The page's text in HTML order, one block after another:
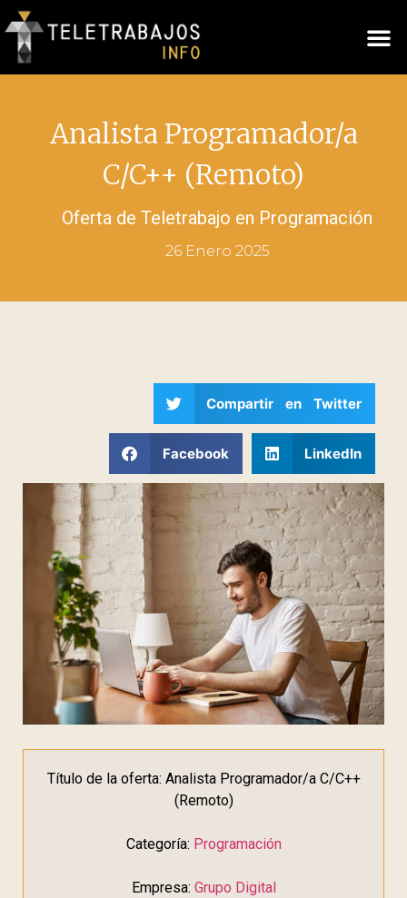
Analista Programador/a
C/C++ (Remoto)
Oferta de Teletrabajo en Programación
26 Enero 2025
Compartir en Twitter
Facebook LinkedIn
Título de la oferta: Analista Programador/a C/C++
(Remoto)
Categoría: Programación
Empresa: Grupo Digital